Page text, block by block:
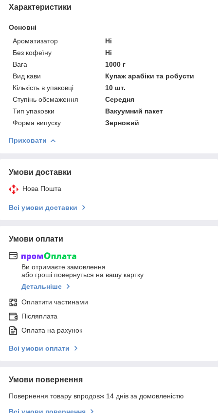
Характеристики
Основні
Ароматизатор
Ні
Без кофеїну
Ні
Вага
1000 г
Вид кави
Купаж арабіки та робусти
Кількість в упаковці
10 шт.
Ступінь обсмаження
Середня
Тип упаковки
Вакуумний пакет
Форма випуску
Зерновий
Приховати
Умови доставки
Нова Пошта
Всі умови доставки
Умови оплати
Ви отримаєте замовлення
або гроші повернуться на вашу картку
Детальніше
Оплатити частинами
Післяплата
Оплата на рахунок
Всі умови оплати
Умови повернення
Повернення товару впродовж 14 днів за домовленістю